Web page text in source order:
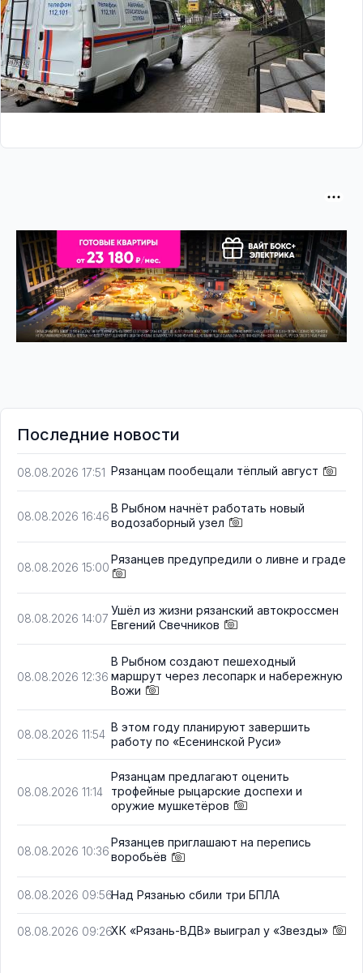
Последние новости
08.08.2026 17:51 Рязанцам пообещали тёплый август
08.08.2026 16:46
В Рыбном начнёт работать новый
водозаборный узел
08.08.2026 15:00
Рязанцев предупредили о ливне и граде
08.08.2026 14:07
Ушёл из жизни рязанский автокроссмен
Евгений Свечников
08.08.2026 12:36
В Рыбном создают пешеходный
маршрут через лесопарк и набережную
Вожи
08.08.2026 11:54
В этом году планируют завершить
работу по «Есенинской Руси»
08.08.2026 11:14
Рязанцам предлагают оценить
трофейные рыцарские доспехи и
оружие мушкетёров
08.08.2026 10:36
Рязанцев приглашают на перепись
воробьёв
08.08.2026 09:56Над Рязанью сбили три БПЛА
08.08.2026 09:26ХК «Рязань-ВДВ» выиграл у «Звезды»